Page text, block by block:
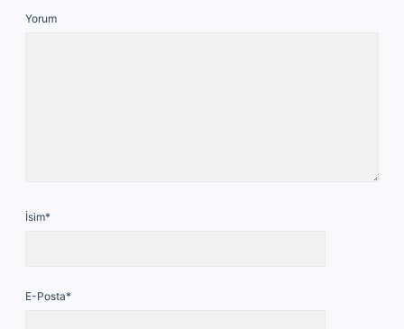
Yorum
İsim*
E-Posta*